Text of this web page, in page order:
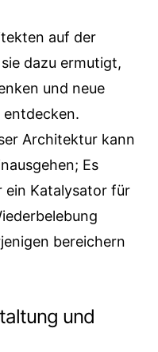
auf der
dazu ermutigt,
und neue
entdecken.
Architektur kann
Es
ein Katalysator für
bereichern
und